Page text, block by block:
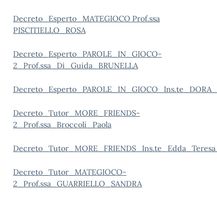
Decreto_Esperto_MATEGIOCO Prof.ssa
PISCITIELLO_ROSA
Decreto_Esperto_PAROLE_IN_GIOCO-
2_Prof.ssa_Di_Guida_BRUNELLA
Decreto_Tutor_MORE_FRIENDS-
2_Prof.ssa_Broccoli_Paola
Decreto_Tutor_MATEGIOCO-
2_Prof.ssa_GUARRIELLO_SANDRA